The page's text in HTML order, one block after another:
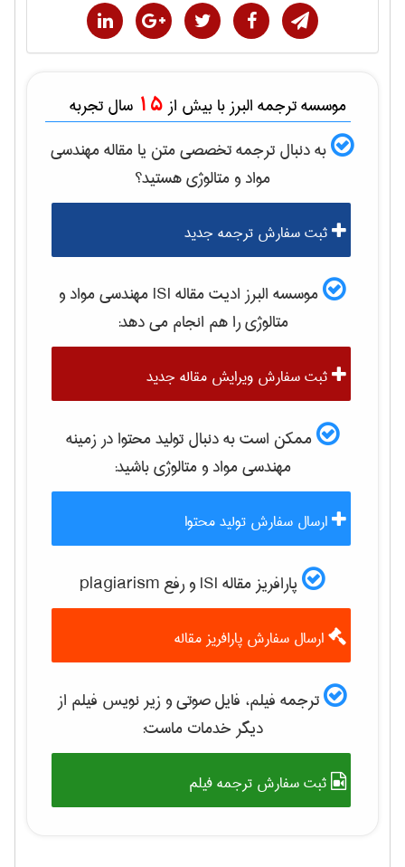
موسسه ترجمه البرز با بیش از 15 سال تجربه
به دنبال ترجمه تخصصی متن یا مقالهمهندسی
مواد و متالوژیهستید؟
ثبت سفارش ترجمه جدید
موسسه البرز ادیت مقاله ISI
مهندسی مواد و
متالوژیرا هم انجام می دهد:
ثبت سفارش ویرایش مقاله جدید
ممکن است به دنبال تولید محتوا در زمینه
مهندسی مواد و متالوژیباشید:
ارسال سفارش تولید محتوا
پارافریز مقاله ISI و رفع plagiarism
ارسال سفارش پارافریز مقاله
ترجمه فیلم، فایل صوتی و زیر نویس فیلم از
دیگر خدمات ماست:
ثبت سفارش ترجمه فیلم